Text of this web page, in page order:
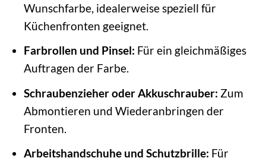
Wunschfarbe, idealerweise speziell für
Küchenfronten geeignet.
Farbrollen und Pinsel: Für ein gleichmäßiges
Auftragen der Farbe.
Schraubenzieher oder Akkuschrauber: Zum
Abmontieren und Wiederanbringen der
Fronten.
Arbeitshandschuhe und Schutzbrille: Für